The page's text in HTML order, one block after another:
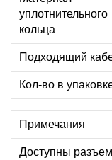
уплотнительного
кольца
Подходящий
Кол-во в
Примечания
Доступны